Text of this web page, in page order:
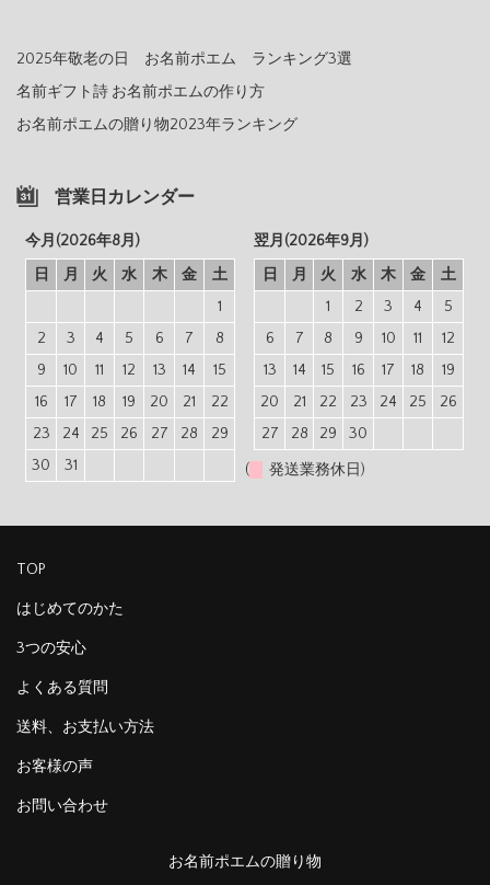
2025年敬老の日 お名前ポエム ランキング3選
名前ギフト詩 お名前ポエムの作り方
お名前ポエムの贈り物2023年ランキング
営業日カレンダー
今月(2026年8月)
日
月 火 水 木 金
土
1
2
3 4 5 6 7
8
9
10 11 12 13 14
15
16
17 18 19 20 21
22
23
24 25 26 27 28
29
30
31
翌月(2026年9月)
日
月 火 水 木 金
土
1
2 3 4
5
6
7 8 9 10 11
12
13
14 15 16 17 18
19
20
21 22 23 24 25
26
27
28 29 30
( 発送業務休日)
TOP
はじめてのかた
3つの安心
よくある質問
送料、お支払い方法
お客様の声
お問い合わせ
お名前ポエムの贈り物